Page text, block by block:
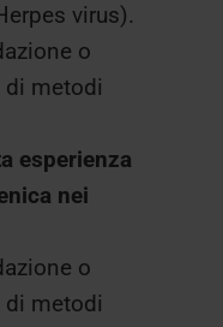
virus).
o
di metodi
esperienza
nei
o
di metodi